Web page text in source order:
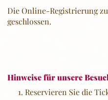
Die Online-Registrierung
geschlossen.
Hinweise für unsere
Reservieren Sie die